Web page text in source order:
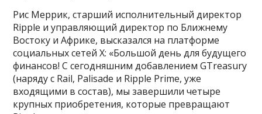
Рис Меррик, старший исполнительный директор
Ripple и управляющий директор по Ближнему
Востоку и Африке, высказался на платформе
социальных сетей X: «Большой день для будущего
финансов! С сегодняшним добавлением GTreasury
(наряду с Rail, Palisade и Ripple Prime, уже
входящими в состав), мы завершили четыре
крупных приобретения, которые превращают